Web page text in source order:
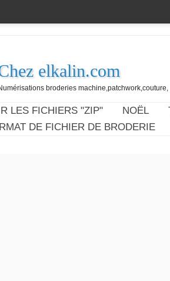
elkalin.com
broderies
LES FICHIERS "ZIP" NOËL
DE FICHIER DE BRODERIE